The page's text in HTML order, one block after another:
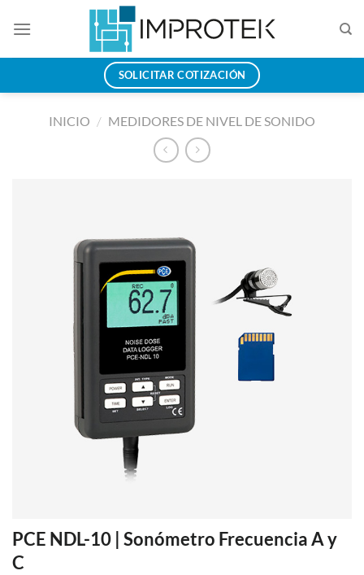
SOLICITAR COTIZACIÓN
INICIO / MEDIDORES DE NIVEL DE SONIDO
PCE NDL-10 | Sonómetro Frecuencia A y
C